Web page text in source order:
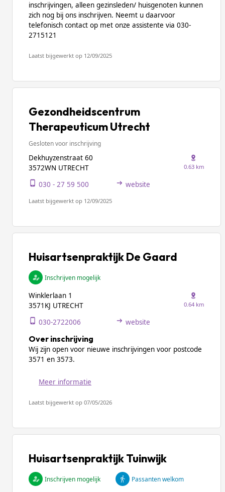
inschrijvingen, alleen gezinsleden/ huisgenoten kunnen
zich nog bij ons inschrijven. Neemt u daarvoor
telefonisch contact op met onze assistente via 030-
2715121
Laatst bijgewerkt op 12/09/2025
Gezondheidscentrum
Therapeuticum Utrecht
Gesloten voor inschrijving
Dekhuyzenstraat 60
3572WN UTRECHT
0.63 km
030 - 27 59 500 website
Laatst bijgewerkt op 12/09/2025
Huisartsenpraktijk De Gaard
Inschrijven mogelijk
Winklerlaan 1
3571KJ UTRECHT
0.64 km
030-2722006 website
Over inschrijving
Wij zijn open voor nieuwe inschrijvingen voor postcode
3571 en 3573.
Meer informatie
Laatst bijgewerkt op 07/05/2026
Huisartsenpraktijk Tuinwijk
Inschrijven mogelijk Passanten welkom